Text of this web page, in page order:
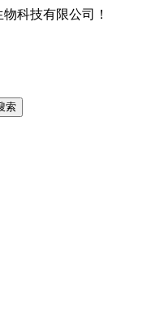
科技有限公司！
索